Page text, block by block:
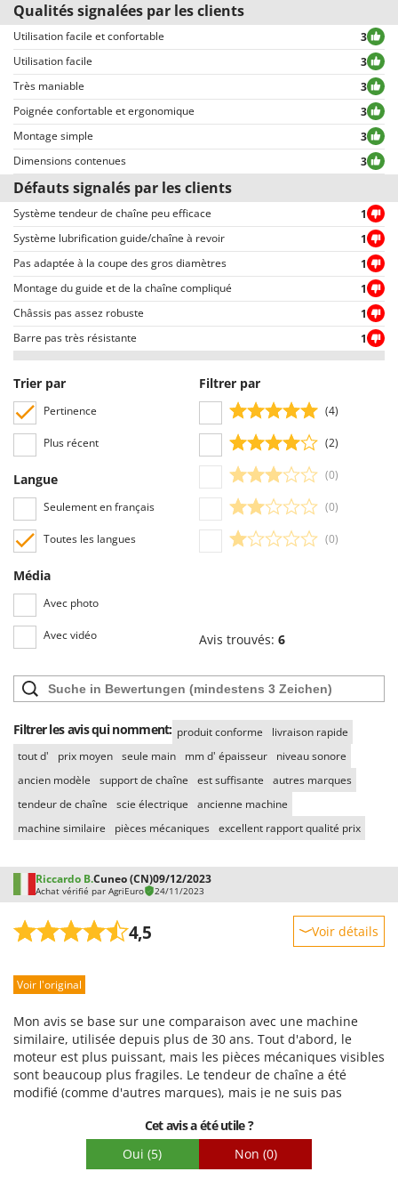
Resto Italia
Ribimex
Ripartrak
Ritter
River Systems
Robomow
Rossofuoco
Rover Pompe
Royal Food
Ryobi
S
S.T.P.
Santos
Sbaraglia
Schnitzer
Seven Italy
Shark
Simatech
Sirman
Skil
Smeg
Spice Electronics
Spiralmac
Spring Protezione
Spyro
Stanley
Stiga
Stocker
T
TecnoGen
Telwin
Tenco
Tineco
Titania
Tornado
Trev - Abrek - TecnoVIR
Tous les commentaires, tant positifs que négatifs, sont publiés sans
exclusion ou censure, à l’exception de textes qui contiennent des
expressions ou mots inappropriés, ou qui ne respectent pas le traitement
des données personnelles.
Tous les commentaires, qu’ils soient positifs ou négatifs, peuvent être
consultés rapidement par nos visiteurs, grâce également aux filtres qui
permettent une sélection rapide, comme par exemple celui permettant de
choisir entre avis positifs et négatifs.
Qualités signalées par les clients
Utilisation facile et confortable
3
Utilisation facile
3
Très maniable
3
Poignée confortable et ergonomique
3
Montage simple
3
Dimensions contenues
3
Défauts signalés par les clients
Système tendeur de chaîne peu efficace
1
Système lubrification guide/chaîne à revoir
1
Pas adaptée à la coupe des gros diamètres
1
Montage du guide et de la chaîne compliqué
1
Châssis pas assez robuste
1
Barre pas très résistante
1
Trier par
Pertinence
Plus récent
Langue
Seulement en français
Toutes les langues
Média
Avec photo
Avec vidéo
Filtrer par
(4)
(2)
(0)
(0)
(0)
Avis trouvés: 6
Filtrer les avis qui nomment: produit conforme
livraison rapide
tout d'
prix moyen seule main mm d' épaisseur
niveau sonore
ancien modèle
support de chaîne est suffisante
autres marques
tendeur de chaîne
scie électrique
ancienne machine
machine similaire
pièces mécaniques excellent rapport qualité prix
Riccardo B.Cuneo (CN)09/12/2023
Achat vérifié par AgriEuro 24/11/2023
4,5 Voir détails
Prestations
Qualité / Prix
Facilité de montage
Emballage
Voir l'original
Mon avis se base sur une comparaison avec une machine
similaire, utilisée depuis plus de 30 ans. Tout d'abord, le
moteur est plus puissant, mais les pièces mécaniques visibles
sont beaucoup plus fragiles. Le tendeur de chaîne a été
modifié (comme d'autres marques), mais je ne suis pas
fréquemment, et si on serre trop le verrou, il faut alors
utiliser une pince pour le dévisser. (Je pense que les deux
boulons de l'ancien modèle étaient plus efficaces.)
Cet avis a été utile ?
Oui (5) Non (0)